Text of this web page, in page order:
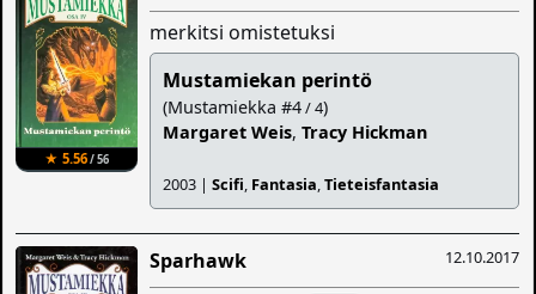
★ 5.56/ 56
merkitsi omistetuksi
Mustamiekan perintö
(Mustamiekka #4/ 4)
Margaret Weis,Tracy Hickman
2003 |Scifi, Fantasia,Tieteisfantasia
12.10.2017
Sparhawk